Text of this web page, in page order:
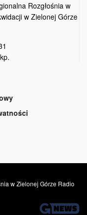
Rozgłośnia w
w Zielonej Górze
w Zielonej Górze Radio